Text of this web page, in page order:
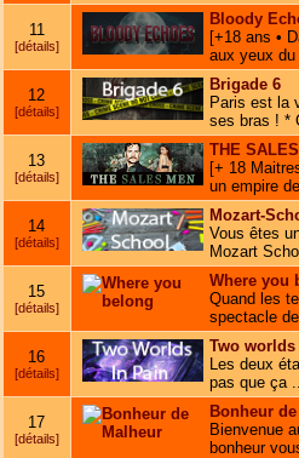
11
[détails]
Bloody
[+18 ans •
aux yeux
12
[détails]
Brigade 6
Paris est la
ses bras ! *
13
[détails]
THE
[+ 18
un empire
14
[détails]
Mozart-
Vous êtes
Mozart
15
[détails]
Where you
Quand les
spectacle
16
[détails]
Two
Les deux
pas que ça
17
[détails]
Bonheur
Bienvenue
bonheur